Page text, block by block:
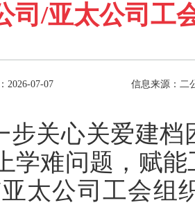
司/亚太公司工
2026-07-07 信息来源：二
步关心关爱建
学难问题，赋
太公司工会组